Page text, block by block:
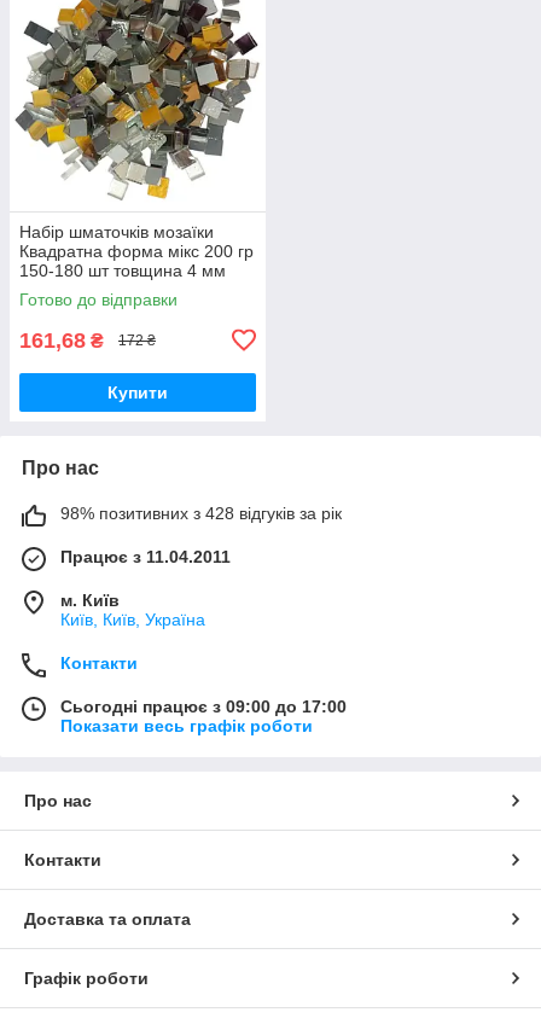
Набір шматочків мозаїки
Квадратна форма мікс 200 гр
150-180 шт товщина 4 мм
Готово до відправки
161,68 ₴ 172 ₴
Купити
Про нас
98% позитивних з 428 відгуків за рік
Працює з 11.04.2011
м. Київ
Київ, Київ, Україна
Контакти
Сьогодні працює з 09:00 до 17:00
Показати весь графік роботи
Про нас
Контакти
Доставка та оплата
Графік роботи